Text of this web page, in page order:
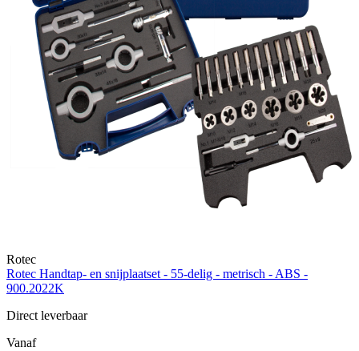
Rotec
Rotec Handtap- en snijplaatset - 55-delig - metrisch - ABS -
900.2022K
Direct leverbaar
Vanaf